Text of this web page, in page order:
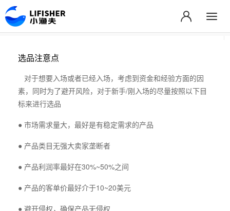
选品注意点
对于想要入场或者已经入场，考虑到资金和经验方面的因
素，同时为了避开风险，对于新手/刚入场的尽量按照以下目
标来进行选品
● 市场需求量大，最好是有稳定需求的产品
● 产品类目无强大卖家垄断者
● 产品利润率最好在30%~50%之间
● 产品的客单价最好介于10~20美元
● 避开侵权，确保产品无侵权